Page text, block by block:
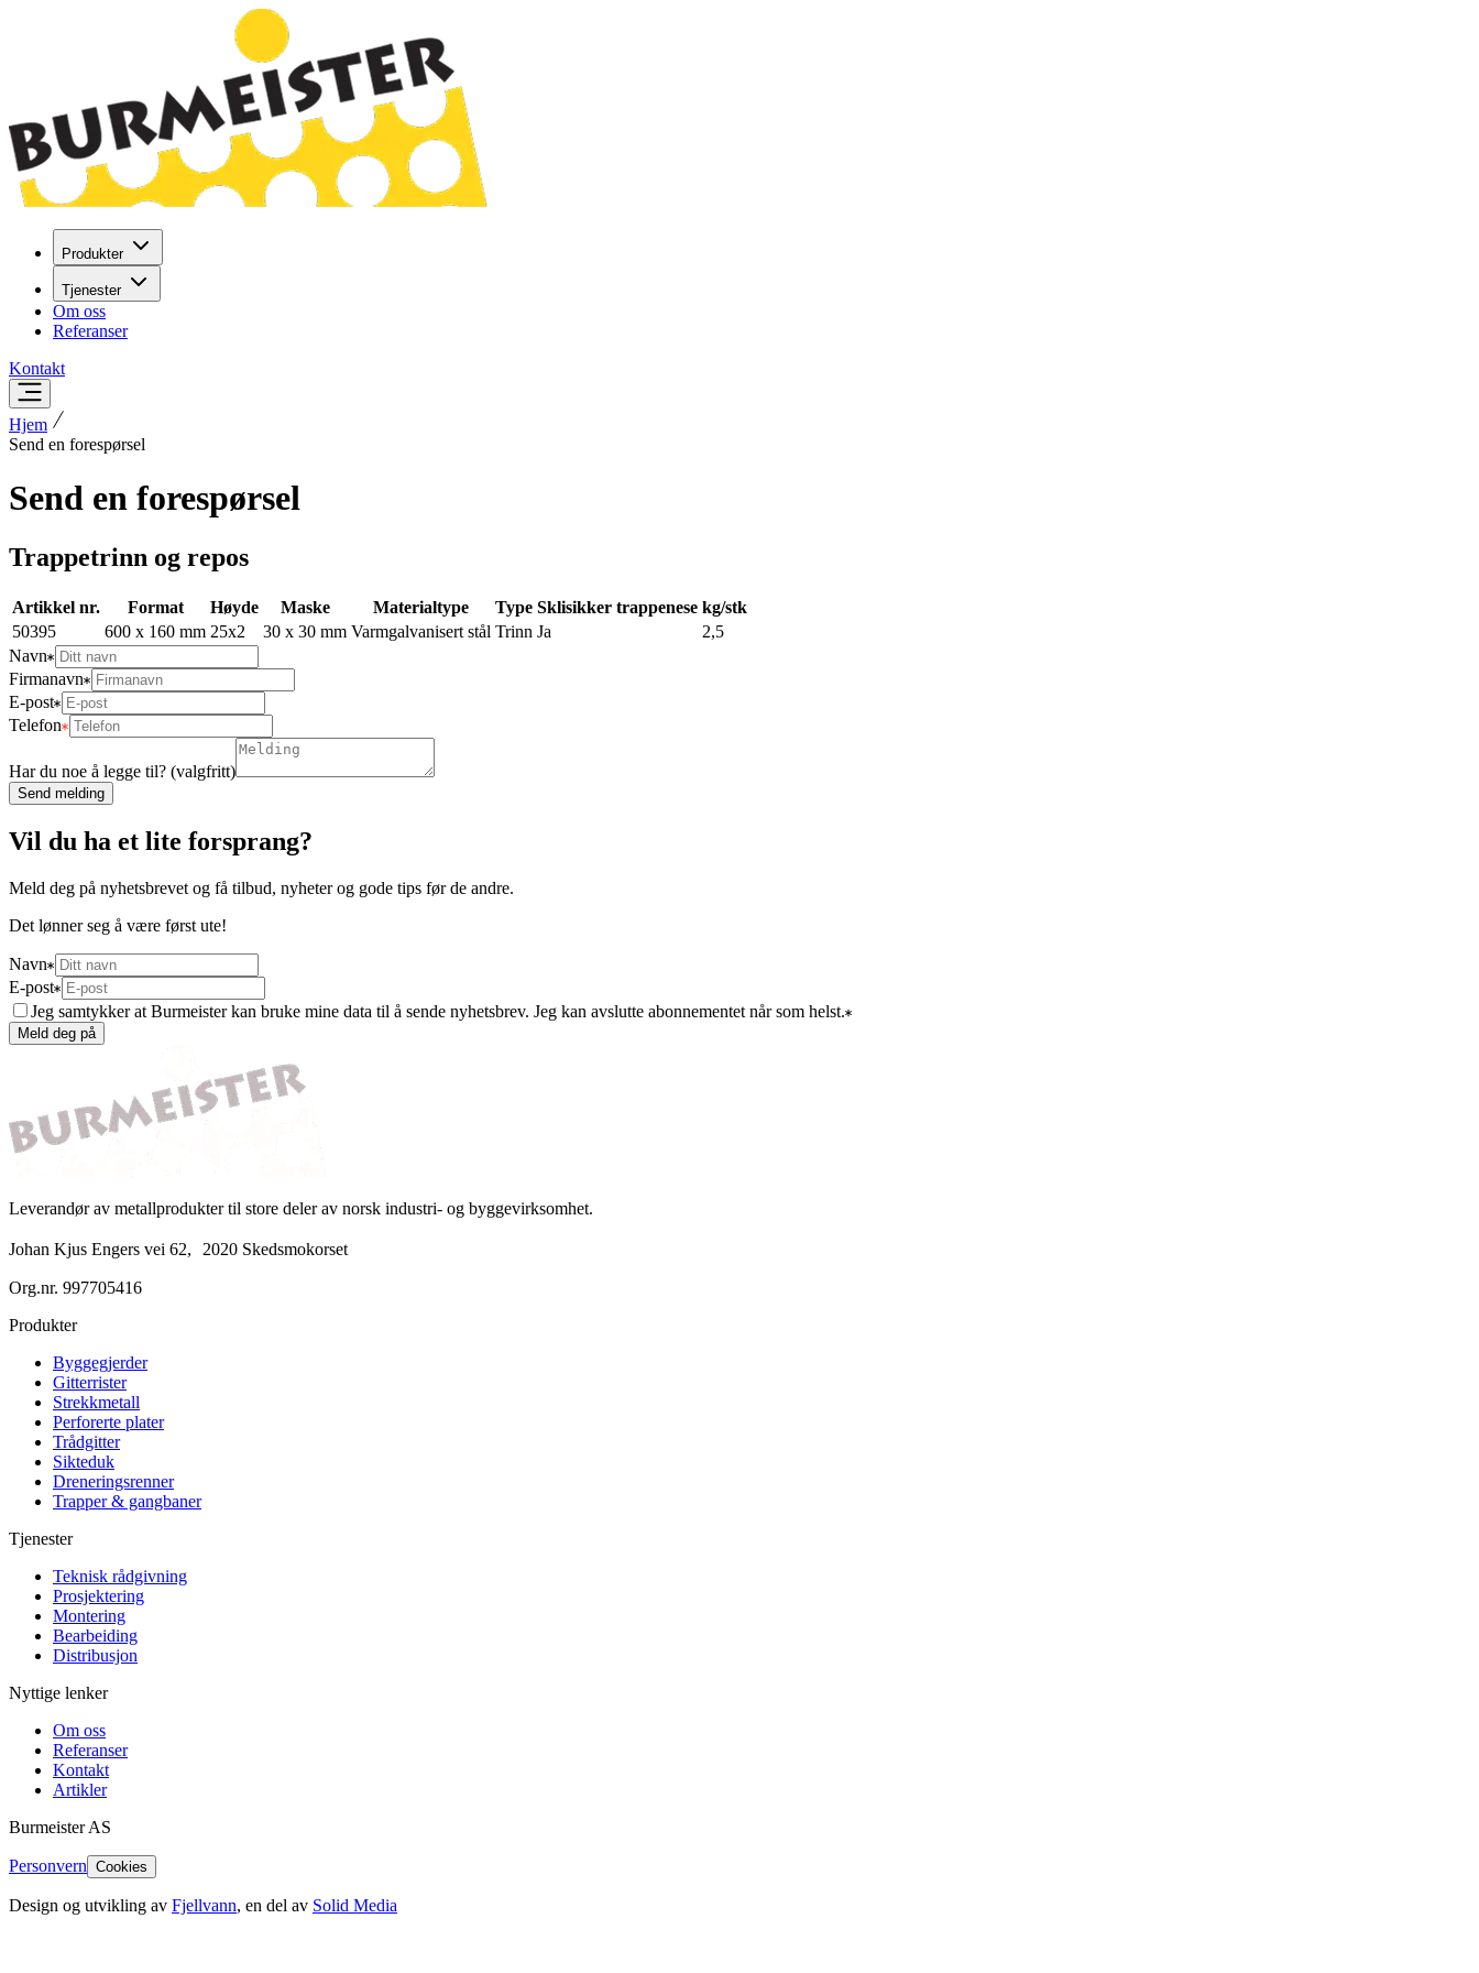
Produkter
Tjenester
Om oss
Referanser
Kontakt
Hjem
Send en forespørsel
Send en forespørsel
Trappetrinn og repos
Artikkel nr. Format Høyde Maske Materialtype Type Sklisikker trappenese kg/stk
50395
600 x 160 mm 25x2 30 x 30 mm Varmgalvanisert stål Trinn Ja
2,5
Navn
Firmanavn
E-post
Telefon
Har du noe å legge til? (valgfritt)
Send melding
Vil du ha et lite forsprang?
Meld deg på nyhetsbrevet og få tilbud, nyheter og gode tips før de andre.
Det lønner seg å være først ute!
Navn
E-post
Jeg samtykker at Burmeister kan bruke mine data til å sende nyhetsbrev. Jeg kan avslutte abonnementet når som helst.
Meld deg på
Leverandør av metallprodukter til store deler av norsk industri- og byggevirksomhet.
Johan Kjus Engers vei 62, 2020 Skedsmokorset
Org.nr. 997705416
Produkter
Byggegjerder
Gitterrister
Strekkmetall
Perforerte plater
Trådgitter
Sikteduk
Dreneringsrenner
Trapper & gangbaner
Tjenester
Teknisk rådgivning
Prosjektering
Montering
Bearbeiding
Distribusjon
Nyttige lenker
Om oss
Referanser
Kontakt
Artikler
BurmeisterAS
Personvern Cookies
Design og utvikling av Fjellvann, en del av Solid Media